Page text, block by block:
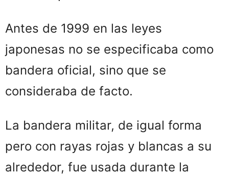
Antes de 1999 en las leyes
japonesas no se especificaba como
bandera oficial, sino que se
consideraba de facto.
La bandera militar, de igual forma
pero con rayas rojas y blancas a su
alrededor, fue usada durante la